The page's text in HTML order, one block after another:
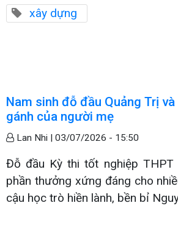
xây dựng
Nam sinh đỗ đầu Quảng Trị
gánh của người mẹ
Lan Nhi | 03/07/2026 - 15:50
Đỗ đầu Kỳ thi tốt nghiệp THPT
phần thưởng xứng đáng cho
cậu học trò hiền lành, bền bỉ